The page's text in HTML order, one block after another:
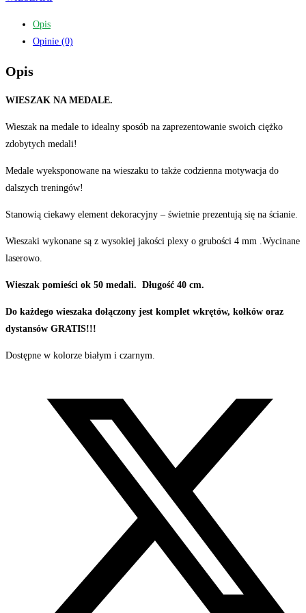
pływanie
imieniem
Opis
Opinie (0)
Opis
WIESZAK NA MEDALE.
Wieszak na medale to idealny sposób na zaprezentowanie swoich ciężko
zdobytych medali!
Medale wyeksponowane na wieszaku to także codzienna motywacja do
dalszych treningów!
Stanowią ciekawy element dekoracyjny – świetnie prezentują się na ścianie.
Wieszaki wykonane są z wysokiej jakości plexy o grubości 4 mm .Wycinane
laserowo.
Wieszak pomieści ok 50 medali. Długość 40 cm.
Do każdego wieszaka dołączony jest komplet wkrętów, kołków oraz
dystansów GRATIS!!!
Dostępne w kolorze białym i czarnym.